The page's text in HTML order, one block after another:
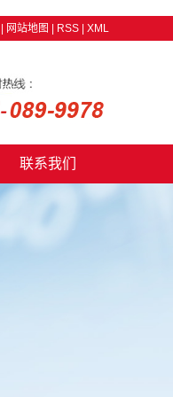
网站地图 RSS XML
联系我们